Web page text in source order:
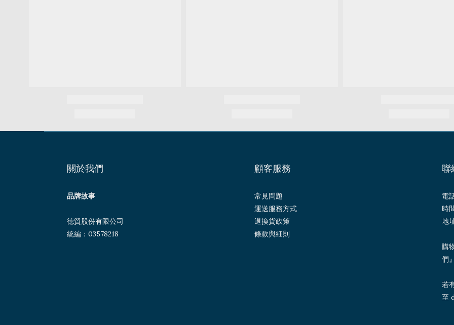
關於我們
品牌故事
德貿股份有限公司
統編：03578218
顧客服務
常見問題
運送服務方式
退換貨政策
條款與細則
聯
電
時
地
購
們
若
至